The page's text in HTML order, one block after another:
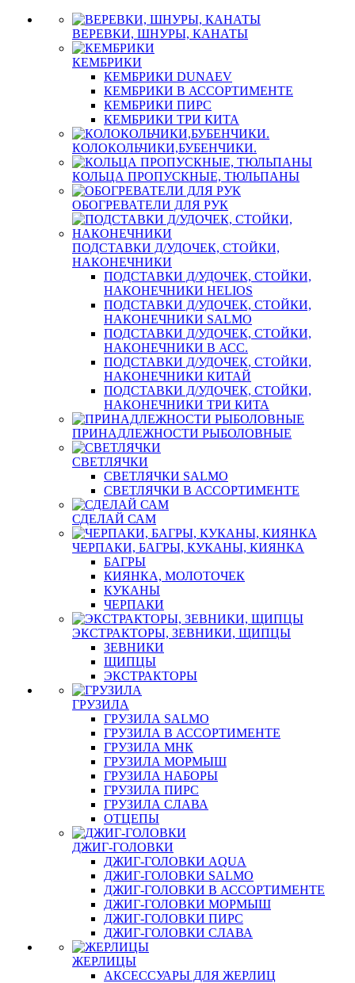
ВЕРЕВКИ, ШНУРЫ, КАНАТЫ
КЕМБРИКИ
КЕМБРИКИ DUNAEV
КЕМБРИКИ В АССОРТИМЕНТЕ
КЕМБРИКИ ПИРС
КЕМБРИКИ ТРИ КИТА
КОЛОКОЛЬЧИКИ,БУБЕНЧИКИ.
КОЛЬЦА ПРОПУСКНЫЕ, ТЮЛЬПАНЫ
ОБОГРЕВАТЕЛИ ДЛЯ РУК
ПОДСТАВКИ Д/УДОЧЕК, СТОЙКИ,
НАКОНЕЧНИКИ
ПОДСТАВКИ Д/УДОЧЕК, СТОЙКИ,
НАКОНЕЧНИКИ HELIOS
ПОДСТАВКИ Д/УДОЧЕК, СТОЙКИ,
НАКОНЕЧНИКИ SALMO
ПОДСТАВКИ Д/УДОЧЕК, СТОЙКИ,
НАКОНЕЧНИКИ В АСС.
ПОДСТАВКИ Д/УДОЧЕК, СТОЙКИ,
НАКОНЕЧНИКИ КИТАЙ
ПОДСТАВКИ Д/УДОЧЕК, СТОЙКИ,
НАКОНЕЧНИКИ ТРИ КИТА
ПРИНАДЛЕЖНОСТИ РЫБОЛОВНЫЕ
СВЕТЛЯЧКИ
СВЕТЛЯЧКИ SALMO
СВЕТЛЯЧКИ В АССОРТИМЕНТЕ
СДЕЛАЙ САМ
ЧЕРПАКИ, БАГРЫ, КУКАНЫ, КИЯНКА
БАГРЫ
КИЯНКА, МОЛОТОЧЕК
КУКАНЫ
ЧЕРПАКИ
ЭКСТРАКТОРЫ, ЗЕВНИКИ, ЩИПЦЫ
ЗЕВНИКИ
ЩИПЦЫ
ЭКСТРАКТОРЫ
ГРУЗИЛА
ГРУЗИЛА SALMO
ГРУЗИЛА В АССОРТИМЕНТЕ
ГРУЗИЛА МНК
ГРУЗИЛА МОРМЫШ
ГРУЗИЛА НАБОРЫ
ГРУЗИЛА ПИРС
ГРУЗИЛА СЛАВА
ОТЦЕПЫ
ДЖИГ-ГОЛОВКИ
ДЖИГ-ГОЛОВКИ AQUA
ДЖИГ-ГОЛОВКИ SALMO
ДЖИГ-ГОЛОВКИ В АССОРТИМЕНТЕ
ДЖИГ-ГОЛОВКИ МОРМЫШ
ДЖИГ-ГОЛОВКИ ПИРС
ДЖИГ-ГОЛОВКИ СЛАВА
ЖЕРЛИЦЫ
АКСЕССУАРЫ ДЛЯ ЖЕРЛИЦ